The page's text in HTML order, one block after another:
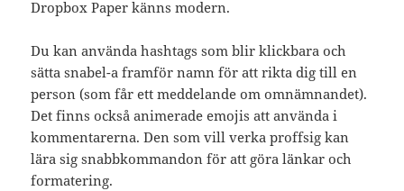
Dropbox Paper känns modern.
Du kan använda hashtags som blir klickbara och
sätta snabel-a framför namn för att rikta dig till en
person (som får ett meddelande om omnämnandet).
Det finns också animerade emojis att använda i
kommentarerna. Den som vill verka proffsig kan
lära sig snabbkommandon för att göra länkar och
formatering.